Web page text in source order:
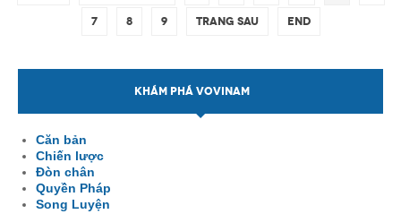
7 8 9 Trang sau End
KHÁM PHÁ VOVINAM
Căn bản
Chiến lược
Đòn chân
Quyền Pháp
Song Luyện